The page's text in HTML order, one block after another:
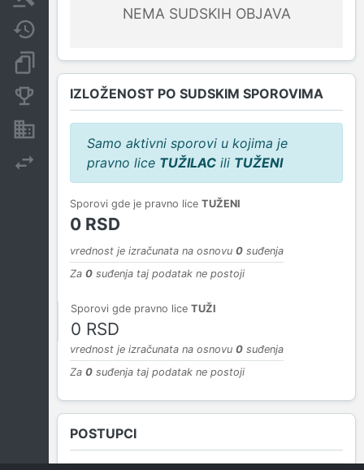
Dokumenti i objave
Konkurentske kompanije
Nekretnine i imovina
NEMA SUDSKIH OBJAVA
IZLOŽENOST PO SUDSKIM SPOROVIMA
Samo aktivni sporovi u kojima je
pravno lice TUŽILAC ili TUŽENI
Sporovi gde je pravno lice TUŽENI
0 RSD
vrednost je izračunata na osnovu 0 suđenja
Za 0 suđenja taj podatak ne postoji
Sporovi gde pravno lice TUŽI
0 RSD
vrednost je izračunata na osnovu 0 suđenja
Za 0 suđenja taj podatak ne postoji
POSTUPCI